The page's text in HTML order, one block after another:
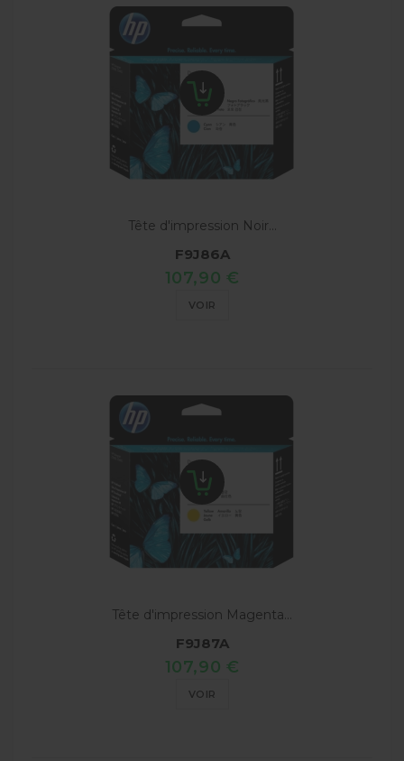
Tête d'impression Noir...
F9J86A
107,90 €
VOIR
Tête d'impression Magenta...
F9J87A
107,90 €
VOIR